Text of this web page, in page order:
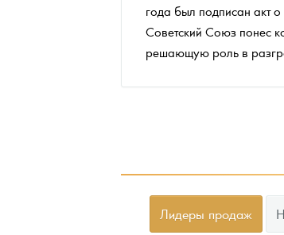
года был подписан акт о
Советский Союз понес
решающую роль в
Лидеры продаж